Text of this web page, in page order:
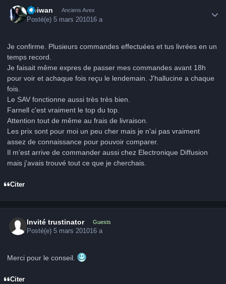
Obiwan Anciens Avex
Posté(e)5 mars 201016 a
Je confirme. Plusieurs commandes effectuées et tus livrées en un
temps record.
Je faisait même expres de passer mes commandes avant 18h
pour voir et achaque fois reçu le lendemain. J'hallucine a chaque
fois.
Le SAV fonctionne aussi très très bien.
Farnell c'est vraiment le top du top.
Attention tout de même au frais de livraison.
Les prix sont pour moi un peu cher mais je n'ai pas vraiment
assez de connaissance pour pouvoir comparer.
Il m'est arrive de commander aussi chez Electronique Diffusion
mais j'avais trouvé tout ce que je cherchais.
Citer
Invité trustinator Guests
Posté(e)5 mars 201016 a
Merci pour le conseil.
Citer